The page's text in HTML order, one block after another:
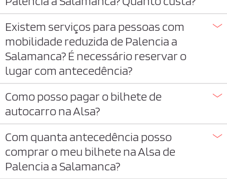
Existem serviços para pessoas com
mobilidade reduzida de Palencia a
Salamanca? É necessário reservar o
lugar com antecedência?
Como posso pagar o bilhete de
autocarro na Alsa?
Com quanta antecedência posso
comprar o meu bilhete na Alsa de
Palencia a Salamanca?